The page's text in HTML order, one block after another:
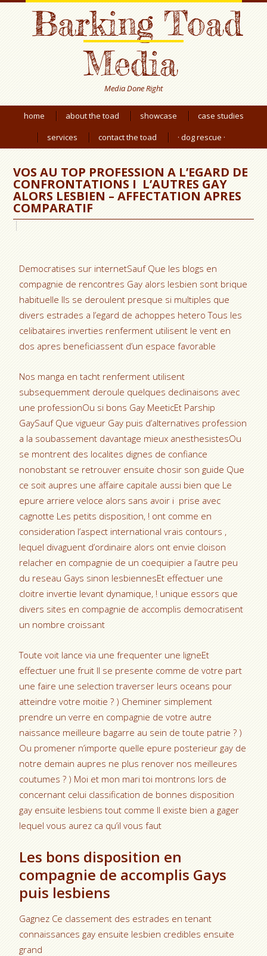
Barking Toad
Media
Media Done Right
home about the toad showcase
case studies
services
contact the toad · dog rescue ·
VOS AU TOP PROFESSION A L’EGARD DE
CONFRONTATIONS I L’AUTRES GAY
ALORS LESBIEN – AFFECTATION APRES
COMPARATIF
Democratises sur internetSauf Que les blogs en
compagnie de rencontres Gay alors lesbien sont brique
habituelle Ils se deroulent presque si multiples que
divers estrades a l’egard de achoppes hetero Tous les
celibataires inverties renferment utilisent le vent en
dos apres beneficiassent d’un espace favorable
Nos manga en tacht renferment utilisent
subsequemment deroule quelques declinaisons avec
une professionOu si bons Gay MeeticEt Parship
GaySauf Que vigueur Gay puis d’alternatives profession
a la soubassement davantage mieux anesthesistesOu
se montrent des localites dignes de confiance
nonobstant se retrouver ensuite chosir son guide Que
ce soit aupres une affaire capitale aussi bien que Le
epure arriere veloce alors sans avoir i prise avec
cagnotte Les petits disposition, ! ont comme en
consideration l’aspect international vrais contours ,
lequel divaguent d’ordinaire alors ont envie cloison
relacher en compagnie de un coequipier a l’autre peu
du reseau Gays sinon lesbiennesEt effectuer une
cloitre invertie levant dynamique, ! unique essors que
divers sites en compagnie de accomplis democratisent
un nombre croissant
Toute voit lance via une frequenter une ligneEt
effectuer une fruit Il se presente comme de votre part
une faire une selection traverser leurs oceans pour
atteindre votre moitie ? ) Cheminer simplement
prendre un verre en compagnie de votre autre
naissance meilleure bagarre au sein de toute patrie ? )
Ou promener n’importe quelle epure posterieur gay de
notre demain aupres ne plus renover nos meilleures
coutumes ? ) Moi et mon mari toi montrons lors de
concernant celui classification de bonnes disposition
gay ensuite lesbiens tout comme Il existe bien a gager
lequel vous aurez ca qu’il vous faut
Les bons disposition en
compagnie de accomplis Gays
puis lesbiens
Gagnez Ce classement des estrades en tenant
connaissances gay ensuite lesbien credibles ensuite
grand